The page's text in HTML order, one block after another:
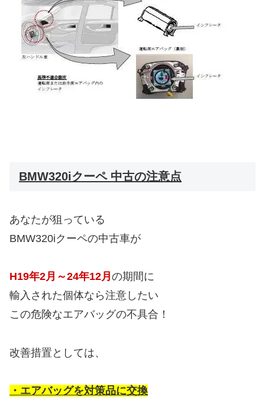
BMW320iクーペ 中古の注意点
あなたが狙っている
BMW320iクーペの中古車が
H19年2月～24年12月 の期間に
輸入された個体なら注意したい
この危険なエアバッグの不具合！
改善措置としては、
・エアバッグを対策品に交換